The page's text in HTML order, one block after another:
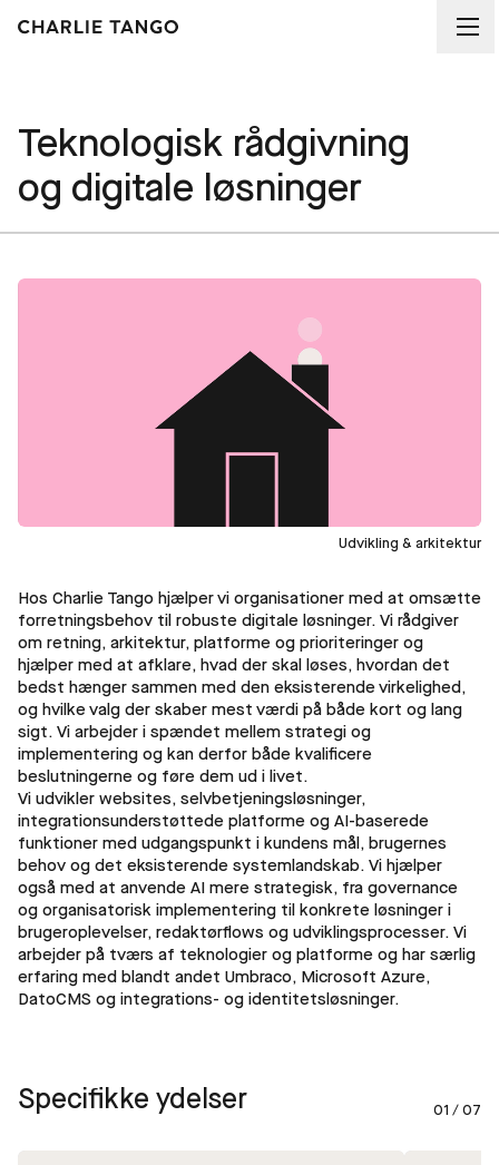
Teknologisk rådgivning
og digitale løsninger
Udvikling & arkitektur
Hos Charlie Tango hjælper vi organisationer med at omsætte
forretningsbehov til robuste digitale løsninger. Vi rådgiver
om retning, arkitektur, platforme og prioriteringer og
hjælper med at afklare, hvad der skal løses, hvordan det
bedst hænger sammen med den eksisterende virkelighed,
og hvilke valg der skaber mest værdi på både kort og lang
sigt. Vi arbejder i spændet mellem strategi og
implementering og kan derfor både kvalificere
beslutningerne og føre dem ud i livet.
Vi udvikler websites, selvbetjeningsløsninger,
integrationsunderstøttede platforme og AI-baserede
funktioner med udgangspunkt i kundens mål, brugernes
behov og det eksisterende systemlandskab. Vi hjælper
også med at anvende AI mere strategisk, fra governance
og organisatorisk implementering til konkrete løsninger i
brugeroplevelser, redaktørflows og udviklingsprocesser. Vi
arbejder på tværs af teknologier og platforme og har særlig
erfaring med blandt andet Umbraco, Microsoft Azure,
DatoCMS og integrations- og identitetsløsninger.
Specifikke ydelser 01 / 07